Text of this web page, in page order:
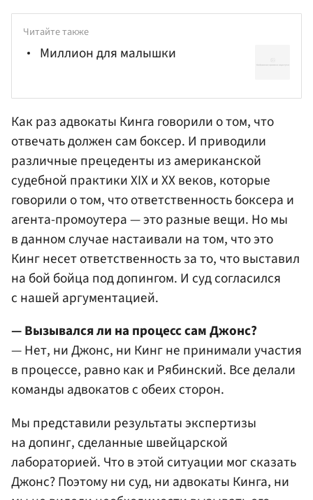
Читайте также
Миллион для малышки
Как раз адвокаты Кинга говорили о том, что
отвечать должен сам боксер. И приводили
различные прецеденты из американской
судебной практики XIX и XX веков, которые
говорили о том, что ответственность боксера и
агента-промоутера — это разные вещи. Но мы
в данном случае настаивали на том, что это
Кинг несет ответственность за то, что выставил
на бой бойца под допингом. И суд согласился
с нашей аргументацией.
— Вызывался ли на процесс сам Джонс?
— Нет, ни Джонс, ни Кинг не принимали участия
в процессе, равно как и Рябинский. Все делали
команды адвокатов с обеих сторон.
Мы представили результаты экспертизы
на допинг, сделанные швейцарской
лабораторией. Что в этой ситуации мог сказать
Джонс? Поэтому ни суд, ни адвокаты Кинга, ни